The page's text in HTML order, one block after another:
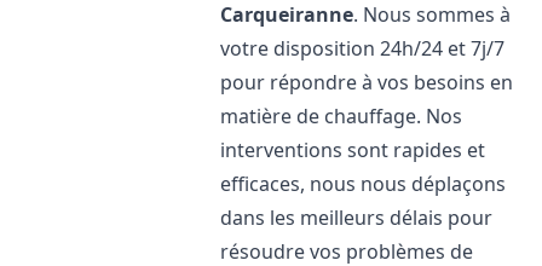
Carqueiranne. Nous sommes à
votre disposition 24h/24 et 7j/7
pour répondre à vos besoins en
matière de chauffage. Nos
interventions sont rapides et
efficaces, nous nous déplaçons
dans les meilleurs délais pour
résoudre vos problèmes de